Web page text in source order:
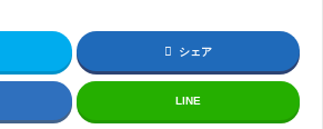
シェア
LINE